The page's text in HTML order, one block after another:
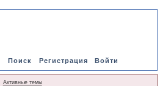
Поиск Регистрация Войти
Активные темы